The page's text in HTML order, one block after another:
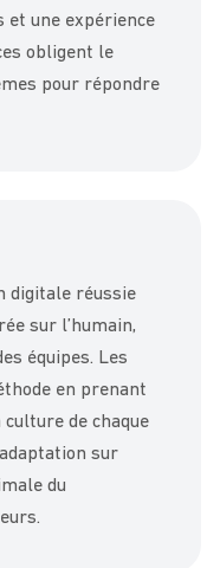
et une expérience
obligent le
pour répondre
digitale réussie
sur l’humain,
équipes. Les
en prenant
de chaque
sur
du